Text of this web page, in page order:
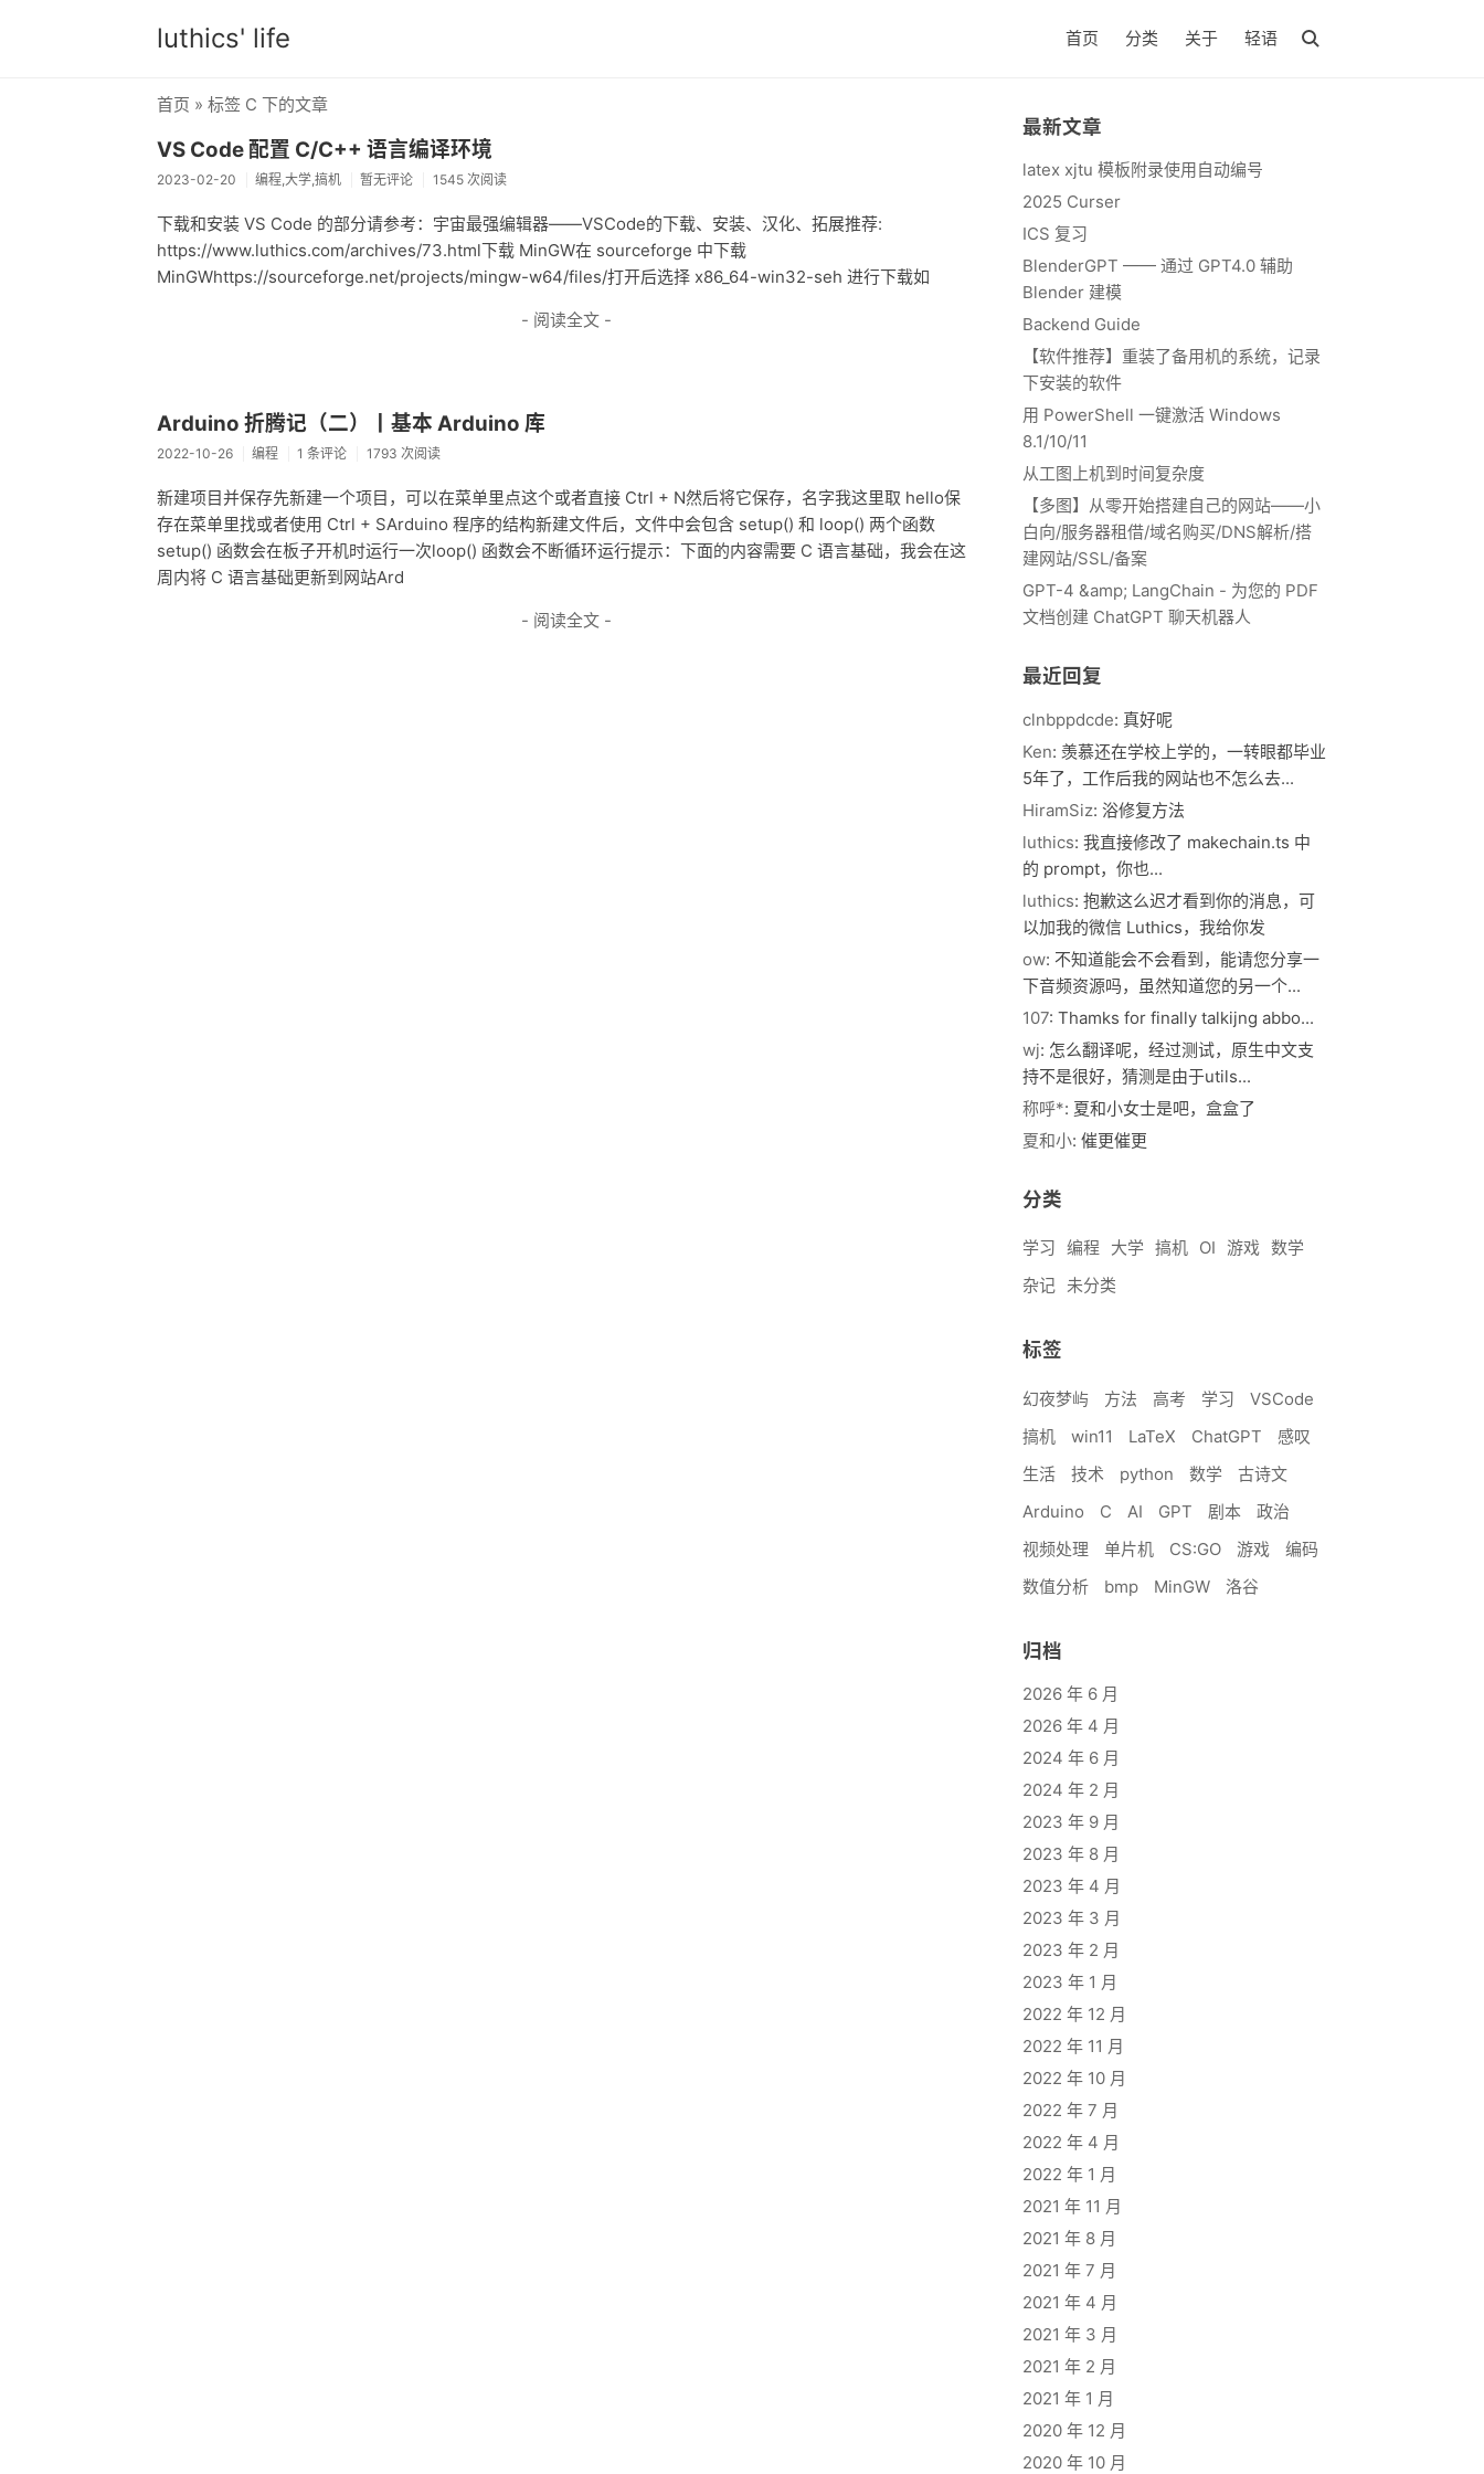
luthics' life 首页 分类 关于 轻语
首页 » 标签 C 下的文章
VS Code 配置 C/C++ 语言编译环境
2023-02-20 编程,大学,搞机 暂无评论 1545 次阅读
下载和安装 VS Code 的部分请参考：宇宙最强编辑器——VSCode的下载、安装、汉化、拓展推荐:
https://www.luthics.com/archives/73.html下载 MinGW在 sourceforge 中下载
MinGWhttps://sourceforge.net/projects/mingw-w64/files/打开后选择 x86_64-win32-seh 进行下载如
- 阅读全文 -
Arduino 折腾记（二）丨基本 Arduino 库
2022-10-26 编程 1 条评论 1793 次阅读
新建项目并保存先新建一个项目，可以在菜单里点这个或者直接 Ctrl + N然后将它保存，名字我这里取 hello保
存在菜单里找或者使用 Ctrl + SArduino 程序的结构新建文件后，文件中会包含 setup() 和 loop() 两个函数
setup() 函数会在板子开机时运行一次loop() 函数会不断循环运行提示：下面的内容需要 C 语言基础，我会在这
周内将 C 语言基础更新到网站Ard
- 阅读全文 -
最新文章
latex xjtu 模板附录使用自动编号
2025 Curser
ICS 复习
BlenderGPT —— 通过 GPT4.0 辅助
Blender 建模
Backend Guide
【软件推荐】重装了备用机的系统，记录
下安装的软件
用 PowerShell 一键激活 Windows
8.1/10/11
从工图上机到时间复杂度
【多图】从零开始搭建自己的网站——小
白向/服务器租借/域名购买/DNS解析/搭
建网站/SSL/备案
GPT-4 &amp; LangChain - 为您的 PDF
文档创建 ChatGPT 聊天机器人
最近回复
clnbppdcde: 真好呢
Ken: 羡慕还在学校上学的，一转眼都毕业
5年了，工作后我的网站也不怎么去...
HiramSiz: 浴修复方法
luthics: 我直接修改了 makechain.ts 中
的 prompt，你也...
luthics: 抱歉这么迟才看到你的消息，可
以加我的微信 Luthics，我给你发
ow: 不知道能会不会看到，能请您分享一
下音频资源吗，虽然知道您的另一个...
107: Thamks for finally talkijng abbo...
wj: 怎么翻译呢，经过测试，原生中文支
持不是很好，猜测是由于utils...
称呼*: 夏和小女士是吧，盒盒了
夏和小: 催更催更
分类
学习 编程 大学 搞机 OI 游戏 数学
杂记 未分类
标签
幻夜梦屿 方法 高考 学习
VSCode
搞机
win11 LaTeX ChatGPT
感叹
生活
技术 python 数学
古诗文
Arduino
C AI GPT 剧本
政治
视频处理
单片机 CS:GO 游戏
编码
数值分析
bmp MinGW 洛谷
归档
2026 年 6 月
2026 年 4 月
2024 年 6 月
2024 年 2 月
2023 年 9 月
2023 年 8 月
2023 年 4 月
2023 年 3 月
2023 年 2 月
2023 年 1 月
2022 年 12 月
2022 年 11 月
2022 年 10 月
2022 年 7 月
2022 年 4 月
2022 年 1 月
2021 年 11 月
2021 年 8 月
2021 年 7 月
2021 年 4 月
2021 年 3 月
2021 年 2 月
2021 年 1 月
2020 年 12 月
2020 年 10 月